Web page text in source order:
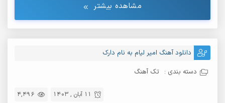
مشاهده بیشتر
دانلود آهنگ امیر لیام به نام دارک
دسته بندی : تک آهنگ
4,496 11 آبان , 1403